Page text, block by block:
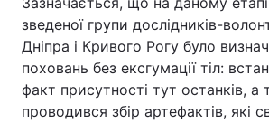
зведеної групи дослідників-
Дніпра і Кривого Рогу було
поховань без ексгумації тіл:
факт присутності тут останків, а
проводився збір артефактів, які